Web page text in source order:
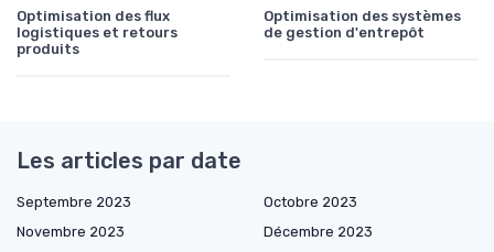
Optimisation des flux
logistiques et retours
produits
Optimisation des systèmes
de gestion d'entrepôt
Les articles par date
Septembre 2023
Octobre 2023
Novembre 2023
Décembre 2023